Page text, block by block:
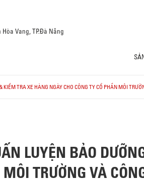
Hòa Vang, TP.Đà Nẵng
TRA XE HÀNG NGÀY CHO CÔNG TY CỔ PHẦN MÔI
LUYỆN BẢO
TRƯỜNG VÀ